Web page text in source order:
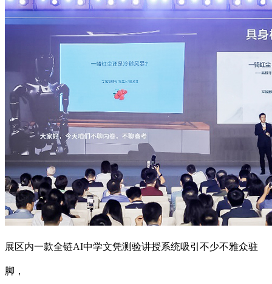
展区内一款全链AI中学文凭测验讲授系统吸引不少不雅众驻
脚，